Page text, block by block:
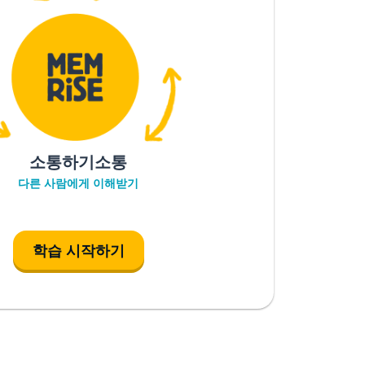
소통하기소통
다른 사람에게 이해받기
학습 시작하기